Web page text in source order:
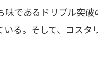
であるドリブル突破
る。そして、コスタ